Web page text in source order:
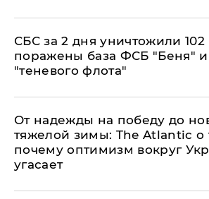
СБС за 2 дня уничтожили
поражены база ФСБ "Беня" и
"теневого флота"
От надежды на победу до
тяжелой зимы: The Atlantic о
почему оптимизм вокруг
угасает